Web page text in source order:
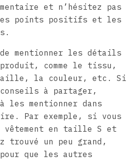
et n’hésitez pas
points positifs et les
mentionner les détails
comme le tissu,
la couleur, etc. Si
à partager,
les mentionner dans
Par exemple, si vous
vêtement en taille S et
trouvé un peu grand,
que les autres